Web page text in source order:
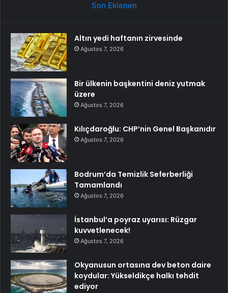
Son Eklenen
Altın yedi haftanın zirvesinde
Ağustos 7, 2026
Bir ülkenin başkentini deniz yutmak
üzere
Ağustos 7, 2026
Kılıçdaroğlu: CHP’nin Genel Başkanıdır
Ağustos 7, 2026
Bodrum’da Temizlik Seferberliği
Tamamlandı
Ağustos 7, 2026
İstanbul’a poyraz uyarısı: Rüzgar
kuvvetlenecek!
Ağustos 7, 2026
Okyanusun ortasına dev beton daire
koydular: Yükseldikçe halkı tehdit
ediyor